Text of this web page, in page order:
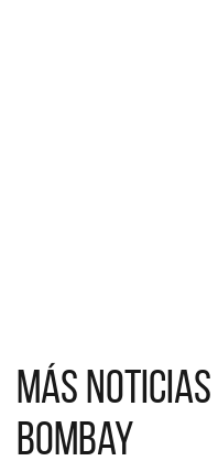
Más
Bombay